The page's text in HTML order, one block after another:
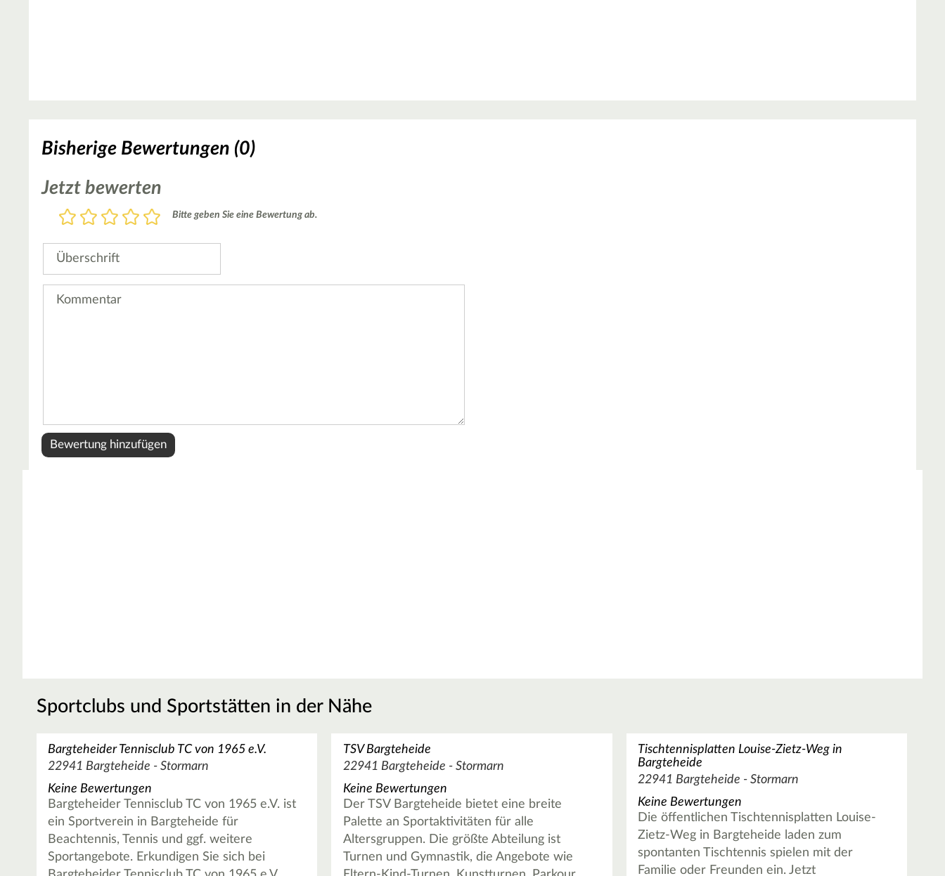
Bisherige Bewertungen (0)
Jetzt bewerten
Bewertung
5
4
3
2
1
Bitte geben Sie eine Bewertung ab.
Überschrift
Sportclubs und Sportstätten in der Nähe
Bargteheider Tennisclub TC von 1965 e.V.
22941 Bargteheide - Stormarn
Keine Bewertungen
Bargteheider Tennisclub TC von 1965 e.V. ist
ein Sportverein in Bargteheide für
Beachtennis, Tennis und ggf. weitere
Sportangebote. Erkundigen Sie sich bei
TSV Bargteheide
22941 Bargteheide - Stormarn
Keine Bewertungen
Der TSV Bargteheide bietet eine breite
Palette an Sportaktivitäten für alle
Altersgruppen. Die größte Abteilung ist
Turnen und Gymnastik, die Angebote wie
Tischtennisplatten Louise-Zietz-Weg in
Bargteheide
22941 Bargteheide - Stormarn
Keine Bewertungen
Die öffentlichen Tischtennisplatten Louise-
Zietz-Weg in Bargteheide laden zum
spontanten Tischtennis spielen mit der
Familie oder Freunden ein. Jetzt